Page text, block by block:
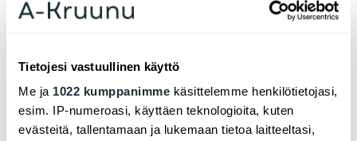
Tietojesi vastuullinen käyttö
Me ja 1022 kumppanimme käsittelemme henkilötietojasi,
esim. IP-numeroasi, käyttäen teknologioita, kuten
evästeitä, tallentamaan ja lukemaan tietoa laitteeltasi,